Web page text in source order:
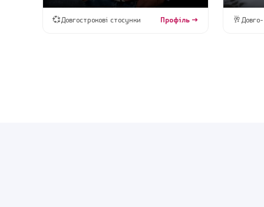
💞Довгострокові стосунки Профіль → 🥂 Довго-